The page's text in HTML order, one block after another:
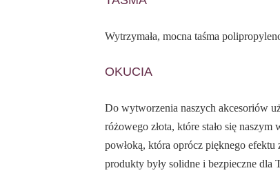
Wytrzymała, mocna taśma
OKUCIA
Do wytworzenia naszych akcesoriów
różowego złota, które stało się
powłoką, która oprócz pięknego
produkty były solidne i bezpieczne dla